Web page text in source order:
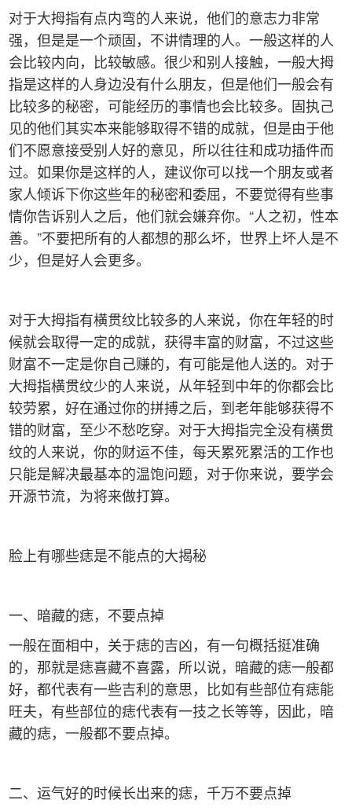
对于大拇指有点内弯的人来说，他们的意志力非常
强，但是是一个顽固，不讲情理的人。一般这样的人
会比较内向，比较敏感。很少和别人接触，一般大拇
指是这样的人身边没有什么朋友，但是他们一般会有
比较多的秘密，可能经历的事情也会比较多。固执己
见的他们其实本来能够取得不错的成就，但是由于他
们不愿意接受别人好的意见，所以往往和成功插件而
过。如果你是这样的人，建议你可以找一个朋友或者
家人倾诉下你这些年的秘密和委屈，不要觉得有些事
情你告诉别人之后，他们就会嫌弃你。“人之初，性本
善。”不要把所有的人都想的那么坏，世界上坏人是不
少，但是好人会更多。
对于大拇指有横贯纹比较多的人来说，你在年轻的时
候就会取得一定的成就，获得丰富的财富，不过这些
财富不一定是你自己赚的，有可能是他人送的。对于
大拇指横贯纹少的人来说，从年轻到中年的你都会比
较劳累，好在通过你的拼搏之后，到老年能够获得不
错的财富，至少不愁吃穿。对于大拇指完全没有横贯
纹的人来说，你的财运不佳，每天累死累活的工作也
只能是解决最基本的温饱问题，对于你来说，要学会
开源节流，为将来做打算。
脸上有哪些痣是不能点的大揭秘
一、暗藏的痣，不要点掉
一般在面相中，关于痣的吉凶，有一句概括挺准确
的，那就是痣喜藏不喜露，所以说，暗藏的痣一般都
好，都代表有一些吉利的意思，比如有些部位有痣能
旺夫，有些部位的痣代表有一技之长等等，因此，暗
藏的痣，一般都不要点掉。
二、运气好的时候长出来的痣，千万不要点掉